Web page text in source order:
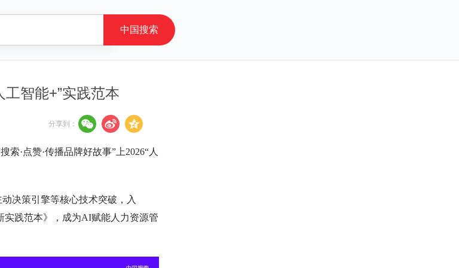
智能+”实践范本
分享到：
·点赞·传播品牌好故事”上2026“人
决策引擎等核心技术突破，入
实践范本》，成为AI赋能人力资源管